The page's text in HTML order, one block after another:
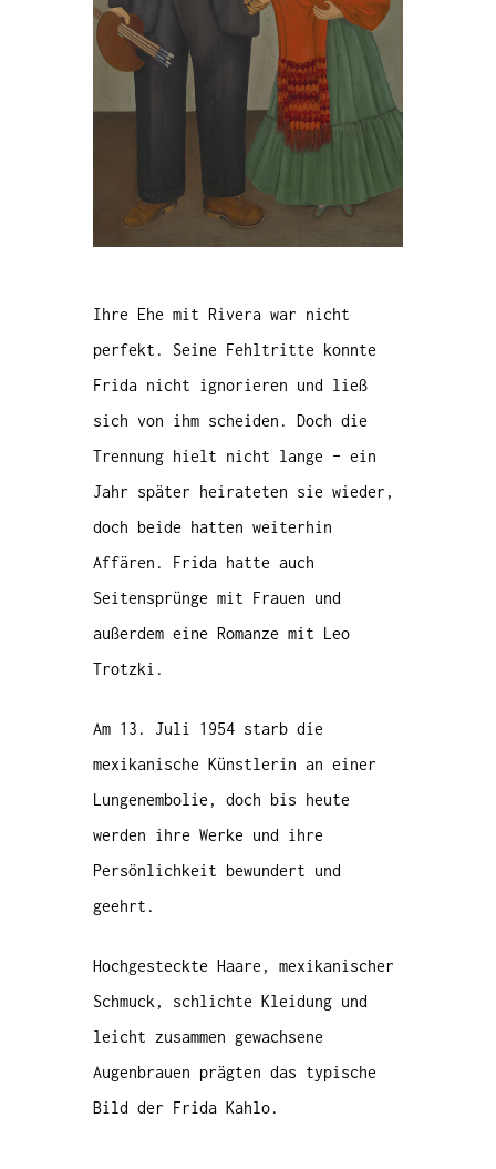
Ihre Ehe mit Rivera war nicht
perfekt. Seine Fehltritte konnte
Frida nicht ignorieren und ließ
sich von ihm scheiden. Doch die
Trennung hielt nicht lange – ein
Jahr später heirateten sie wieder,
doch beide hatten weiterhin
Affären. Frida hatte auch
Seitensprünge mit Frauen und
außerdem eine Romanze mit Leo
Trotzki.
Am 13. Juli 1954 starb die
mexikanische Künstlerin an einer
Lungenembolie, doch bis heute
werden ihre Werke und ihre
Persönlichkeit bewundert und
geehrt.
Hochgesteckte Haare, mexikanischer
Schmuck, schlichte Kleidung und
leicht zusammen gewachsene
Augenbrauen prägten das typische
Bild der Frida Kahlo.